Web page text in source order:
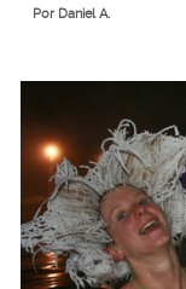
Por Daniel A.